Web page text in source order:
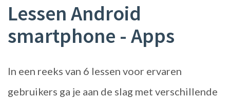
Lessen Android
smartphone - Apps
In een reeks van 6 lessen voor ervaren
gebruikers ga je aan de slag met verschillende